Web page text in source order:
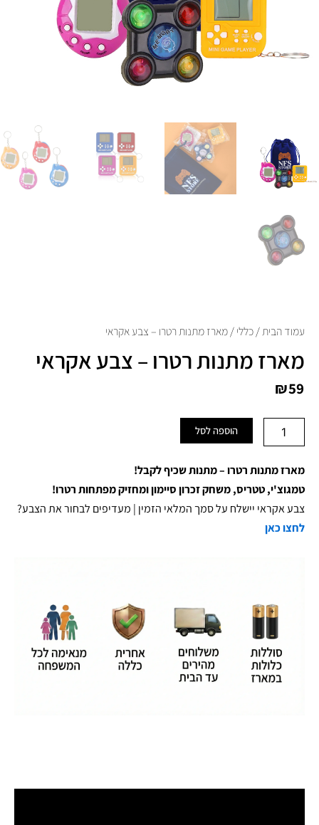
עמוד הבית/כללי/ מארז מתנות רטרו – צבע אקראי
מארז מתנות רטרו – צבע אקראי
₪59
מתנות
-
צבע
אקראי
הוספה לסל
מארז מתנות רטרו –מתנות שכיף לקבל!
טמגוצ'י, טטריס, משחק זכרון סיימון ומחזיק מפתחות רטרו!
צבע אקראי יישלח על סמך המלאי הזמין | מעדיפים לבחור את הצבע?
לחצו כאן